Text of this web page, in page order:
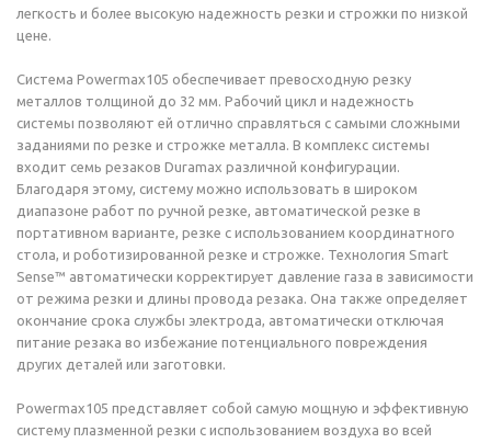
легкость и более высокую надежность резки и строжки по низкой
цене.
Система Powermax105 обеспечивает превосходную резку
металлов толщиной до 32 мм. Рабочий цикл и надежность
системы позволяют ей отлично справляться с самыми сложными
заданиями по резке и строжке металла. В комплекс системы
входит семь резаков Duramax различной конфигурации.
Благодаря этому, систему можно использовать в широком
диапазоне работ по ручной резке, автоматической резке в
портативном варианте, резке с использованием координатного
стола, и роботизированной резке и строжке. Технология Smart
Sense™ автоматически корректирует давление газа в зависимости
от режима резки и длины провода резака. Она также определяет
окончание срока службы электрода, автоматически отключая
питание резака во избежание потенциального повреждения
других деталей или заготовки.
Powermax105 представляет собой самую мощную и эффективную
систему плазменной резки с использованием воздуха во всей